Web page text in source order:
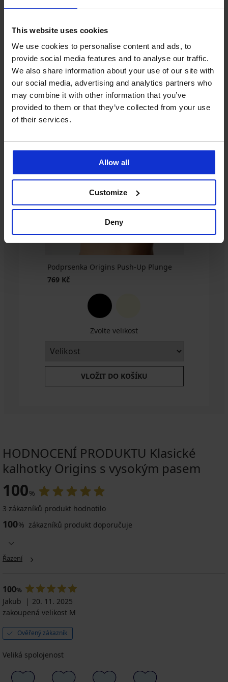
This website uses cookies
We use cookies to personalise content and ads, to
provide social media features and to analyse our traffic.
We also share information about your use of our site with
our social media, advertising and analytics partners who
may combine it with other information that you’ve
provided to them or that they’ve collected from your use
of their services.
Allow all
Customize
Deny
-20%
Klasické
kalhotky
s
vysokým
Kč
3+1 ZDARMA
4,9
kalhotky
Sophie
589
Kč
3+1
3+1 ZDARMA
4,8
Kalhotky
klasické
799
akce
Ze stejné kolekce
Podprsenka Origins Push-Up Plunge
769 Kč
Zvolte velikost
VLOŽIT DO KOŠÍKU
HODNOCENÍ PRODUKTU Klasické
kalhotky Origins s vysokým pasem
100%
3 zákazníků produkt hodnotilo
100% zákazníků produkt doporučuje
Řazení
100%
Jakub
20. 11. 2025
zakoupená velikost M
Ověřený zákazník
Veliká spolojenost